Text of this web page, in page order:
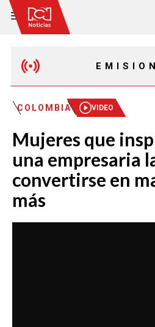
MAÑANA
EMISIÓN
EMISIÓN
EMISIÓN 11:30 PM
COLOMBIA VIDEO
Mujeres que
una empresaria
convertirse en
más